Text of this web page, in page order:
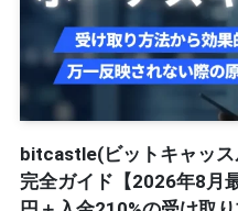
bitcastle(ビットキャッ
完全ガイド【2026年8月